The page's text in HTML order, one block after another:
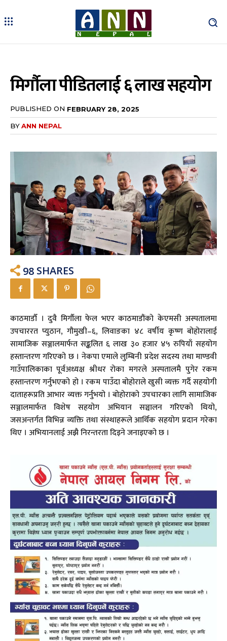
मिर्गौला पीडितलाई ६ लाख सहयोग
PUBLISHED ON FEBRUARY 28, 2025
BYANN NEPAL
98 SHARES
काठमाडौँ । दुवै मिर्गौला फेल भएर काठमाडौंको केएमसी अस्पतालमा
उपचाररत प्युठान, गौमुखी–६, लिवाङका ४८ वर्षीय कृष्ण बोहोरालाई
सामाजिक सञ्जालमार्फत सङ्कलित ६ लाख ३० हजार ४५ रुपियाँ सहयोग
हस्तान्तरण गरिएको छ । नेकपा एमाले लुम्बिनी प्रदेश सदस्य तथा माण्डवी
गाउँपालिकाका पूर्वअध्यक्ष श्रीधर रोका मगरले अस्पतालमै पुगेर रकम
हस्तान्तरण गर्नुभएको हो । रकम पाउँदा बोहोराले खुसी व्यक्त गर्दै सहयोगी
दाताहरूप्रति आभार व्यक्त गर्नुभयो । बोहोराको उपचारका लागि सामाजिक
सञ्जालमार्फत विशेष सहयोग अभियान सञ्चालन गरिएको थियो,
जसअन्तर्गत विभिन्न व्यक्ति तथा संस्थाहरूले आर्थिक सहयोग प्रदान गरेका
थिए । अभियानलाई अझै निरन्तरता दिइने जनाइएको छ ।